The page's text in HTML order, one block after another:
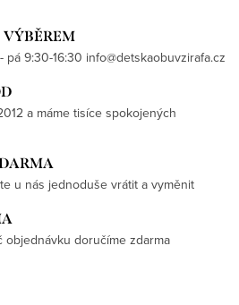
VÝBĚREM
9:30-16:30 info@detskaobuvzirafa.cz
a máme tisíce spokojených
u nás jednoduše vrátit a vyměnit
objednávku doručíme zdarma